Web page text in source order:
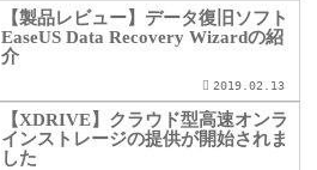
【製品レビュー】データ復旧ソフト
EaseUS Data Recovery Wizardの紹
介
2019.02.13
【XDRIVE】クラウド型高速オンラ
インストレージの提供が開始されま
した